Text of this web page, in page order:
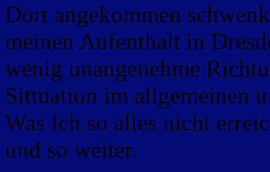
Dort angekommen
meinen Aufenthalt in
wenig unangenehme
Sittuation im allgemeinen
Was Ich so alles nicht
und so weiter.